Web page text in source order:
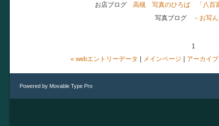
お店ブログ 高槻 写真のひろば 「八百
写真ブログ
－お写
1
« webエントリーデータ
メインページ アーカイブ
Powered by Movable Type Pro